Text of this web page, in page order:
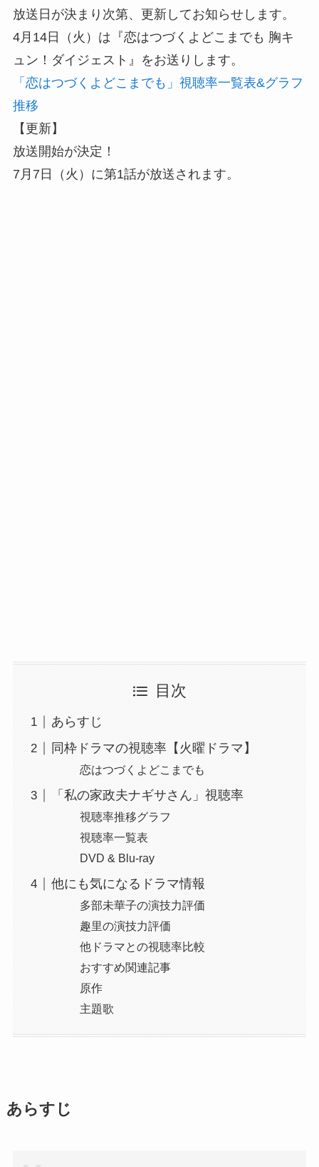
放送日が決まり次第、更新してお知らせします。
4月14日（火）は『恋はつづくよどこまでも 胸キ
ュン！ダイジェスト』をお送りします。
「恋はつづくよどこまでも」視聴率一覧表&グラフ
推移
【更新】
放送開始が決定！
7月7日（火）に第1話が放送されます。
目次
あらすじ
同枠ドラマの視聴率【火曜ドラマ】
恋はつづくよどこまでも
「私の家政夫ナギサさん」視聴率
視聴率推移グラフ
視聴率一覧表
DVD & Blu-ray
他にも気になるドラマ情報
多部未華子の演技力評価
趣里の演技力評価
他ドラマとの視聴率比較
おすすめ関連記事
原作
主題歌
あらすじ